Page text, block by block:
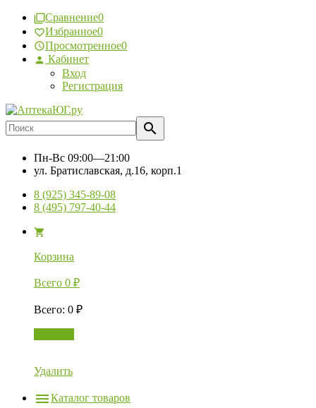
Сравнение0
Избранное0
Просмотренное0
Кабинет
Вход
Регистрация
Пн-Вс 09:00—21:00
ул. Братиславская, д.16, корп.1
8 (925) 345-89-08
8 (495) 797-40-44
Корзина
Всего 0 ₽
Всего: 0 ₽
Удалить
Каталог товаров